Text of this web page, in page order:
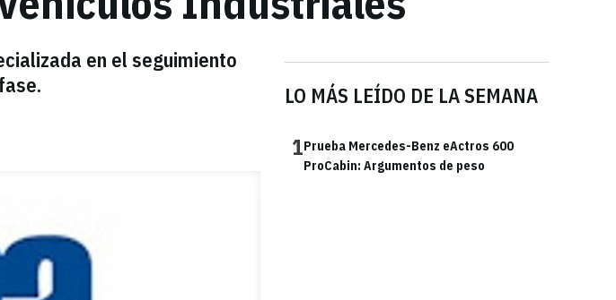
en el seguimiento
LO MÁS LEÍDO DE LA SEMANA
1Prueba Mercedes-Benz eActros 600
ProCabin: Argumentos de peso